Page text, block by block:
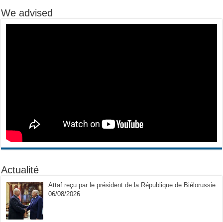
We advised
Actualité
Attaf reçu par le président de la République de Biélorussie
06/08/2026